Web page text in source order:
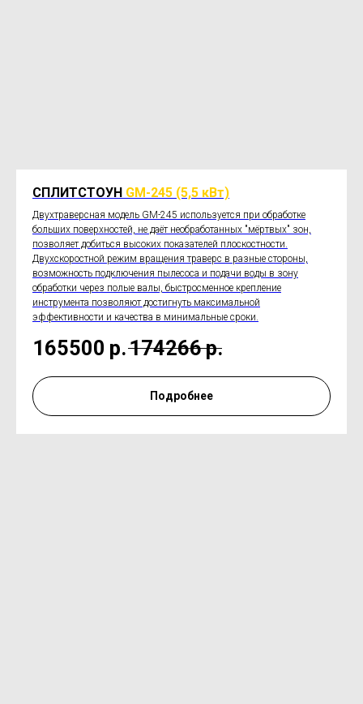
СПЛИТСТОУН GM-245 (5,5 кВт)
Двухтраверсная модель GM-245 используется при обработке
больших поверхностей, не даёт необработанных "мёртвых" зон,
позволяет добиться высоких показателей плоскостности.
Двухскоростной режим вращения траверс в разные стороны,
возможность подключения пылесоса и подачи воды в зону
обработки через полые валы, быстросменное крепление
инструмента позволяют достигнуть максимальной
эффективности и качества в минимальные сроки.
165500 р.174266р.
Подробнее